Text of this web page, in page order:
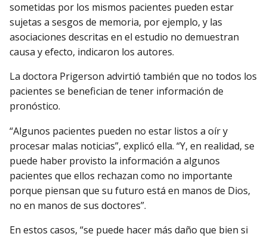
sometidas por los mismos pacientes pueden estar
sujetas a sesgos de memoria, por ejemplo, y las
asociaciones descritas en el estudio no demuestran
causa y efecto, indicaron los autores.
La doctora Prigerson advirtió también que no todos los
pacientes se benefician de tener información de
pronóstico.
“Algunos pacientes pueden no estar listos a oír y
procesar malas noticias”, explicó ella. “Y, en realidad, se
puede haber provisto la información a algunos
pacientes que ellos rechazan como no importante
porque piensan que su futuro está en manos de Dios,
no en manos de sus doctores”.
En estos casos, “se puede hacer más daño que bien si